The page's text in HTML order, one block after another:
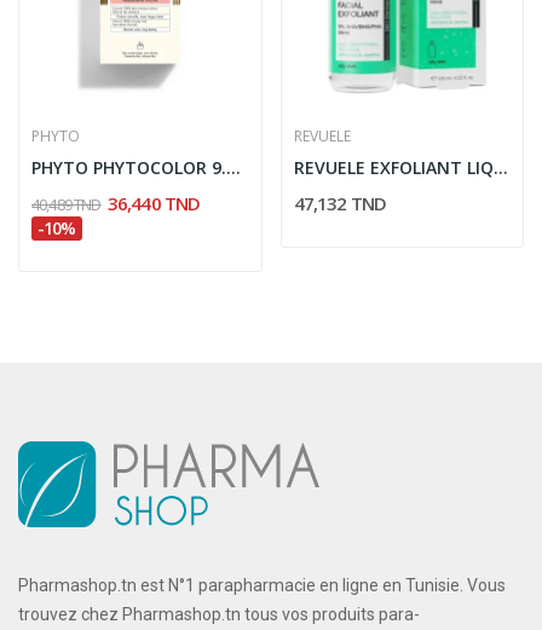
PHYTO
PHYTO PHYTOCOLOR 9.8 BLOND TRES CLAIRE BEIGE 1 KIT
40,489 TND 36,440 TND
-10%
REVUELE
REVUELE EXFOLIANT LIQUIDE 9% AHA/BHA/PH 125ML
47,132 TND
Pharmashop.tn est N°1 parapharmacie en ligne en Tunisie. Vous
trouvez chez Pharmashop.tn tous vos produits para-